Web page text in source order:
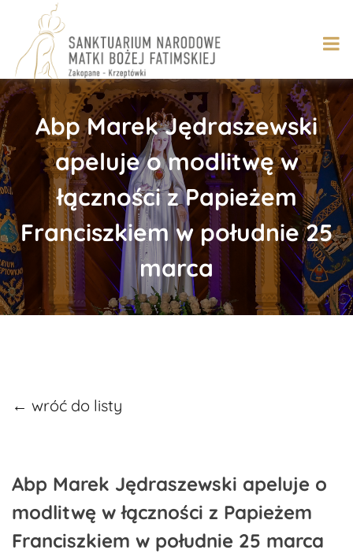
content
Abp Marek Jędraszewski
apeluje o modlitwę w
łączności z Papieżem
Franciszkiem w południe 25
marca
← wróć do listy
Abp Marek Jędraszewski apeluje o
modlitwę w łączności z Papieżem
Franciszkiem w południe 25 marca